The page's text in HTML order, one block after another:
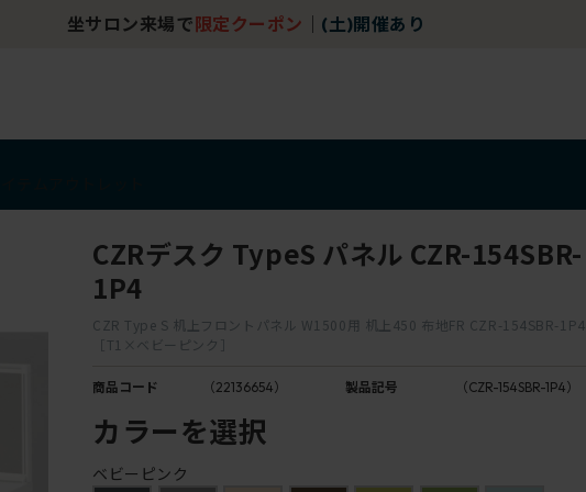
坐サロン来場で 限定クーポン (土)開催あり
CZRデスク TypeS パネル CZR-154SBR-
1P4
CZR Type S 机上フロントパネル W1500用 机上450 布地FR CZR-154SBR-1P4
［T1×ベビーピンク］
商品コード （22136654） 製品記号 （CZR-154SBR-1P4）
カラーを選択
ベビーピンク